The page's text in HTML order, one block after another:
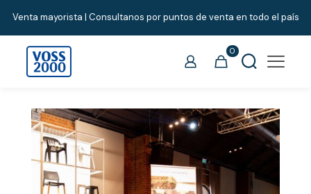
Venta mayorista | Consultanos por puntos de venta en todo el país
0